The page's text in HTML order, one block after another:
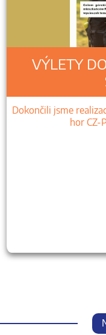
VÝLETY
Dokončili jsme
hor CZ-